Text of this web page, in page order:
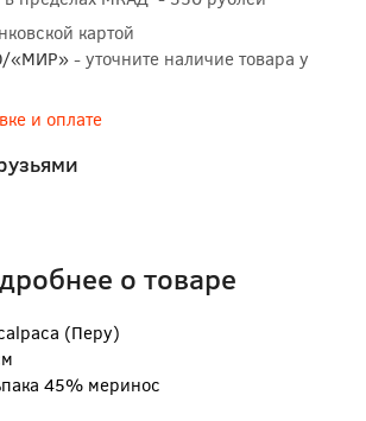
картой
«МИР»- уточните наличие товара у
и оплате
о товаре
(Перу)
45% меринос